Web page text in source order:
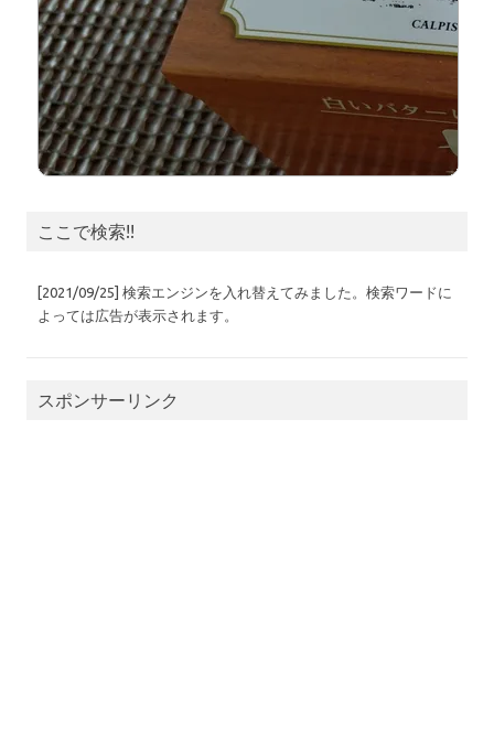
ここで検索!!
[2021/09/25] 検索エンジンを入れ替えてみました。検索ワードに
よっては広告が表示されます。
スポンサーリンク